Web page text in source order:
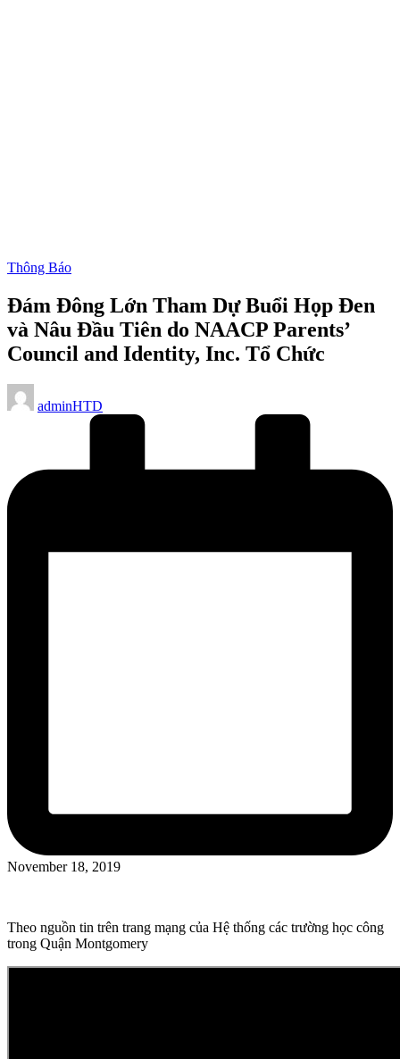
Posted
Thông Báo
Đám Đông Lớn Tham Dự Buổi Họp Đen
và Nâu Đầu Tiên do NAACP Parents’
Council and Identity, Inc. Tổ Chức
Posted
by
adminHTD
November 18, 2019
Theo nguồn tin trên trang mạng của Hệ thống các trường học công
trong Quận Montgomery